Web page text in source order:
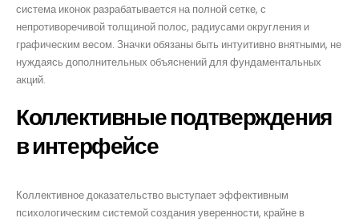
система иконок разрабатывается на полной сетке, с
непротиворечивой толщиной полос, радиусами округления и
графическим весом. Значки обязаны быть интуитивно внятными, не
нуждаясь дополнительных объяснений для фундаментальных
акций.
Коллективные подтверждения
в интерфейсе
Коллективное доказательство выступает эффективным
психологическим системой создания уверенности, крайне в